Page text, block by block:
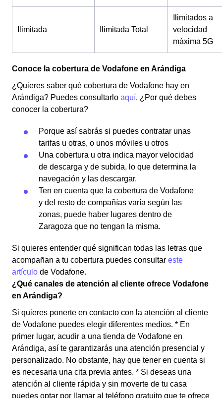
Ilimitada Ilimitada Total
Ilimitados a
velocidad
máxima 5G
Conoce la cobertura de Vodafone en Arándiga
¿Quieres saber qué cobertura de Vodafone hay en
Arándiga? Puedes consultarlo aquí. ¿Por qué debes
conocer la cobertura?
Porque así sabrás si puedes contratar unas
tarifas u otras, o unos móviles u otros
Una cobertura u otra indica mayor velocidad
de descarga y de subida, lo que determina la
navegación y las descargar.
Ten en cuenta que la cobertura de Vodafone
y del resto de compañías varía según las
zonas, puede haber lugares dentro de
Zaragoza que no tengan la misma.
Si quieres entender qué significan todas las letras que
acompañan a tu cobertura puedes consultar este
artículo de Vodafone.
¿Qué canales de atención al cliente ofrece Vodafone
en Arándiga?
Si quieres ponerte en contacto con la atención al cliente
de Vodafone puedes elegir diferentes medios. * En
primer lugar, acudir a una tienda de Vodafone en
Arándiga, así te garantizarás una atención presencial y
personalizado. No obstante, hay que tener en cuenta si
es necesaria una cita previa antes. * Si deseas una
atención al cliente rápida y sin moverte de tu casa
puedes optar por llamar al teléfono gratuito que te ofrece